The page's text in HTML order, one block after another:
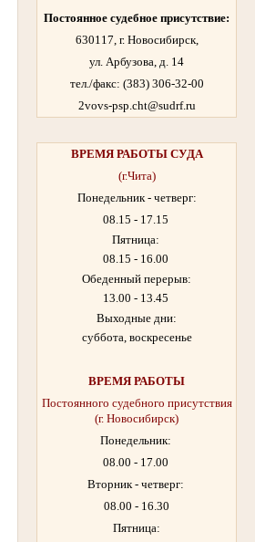
Постоянное судебное присутствие:
630117, г. Новосибирск,
ул. Арбузова, д. 14
тел./факс: (383) 306-32-00
2vovs-psp.cht@sudrf.ru
ВРЕМЯ РАБОТЫСУДА
(г.Чита)
Понедельник - четверг:
08.15 - 17.15
Пятница:
08.15 - 16.00
Обеденный перерыв:
13.00 - 13.45
Выходные дни:
суббота, воскресенье
ВРЕМЯ РАБОТЫ
Постоянного судебного присутствия
(г. Новосибирск)
Понедельник:
08.00 - 17.00
Вторник - четверг:
08.00 - 16.30
Пятница: